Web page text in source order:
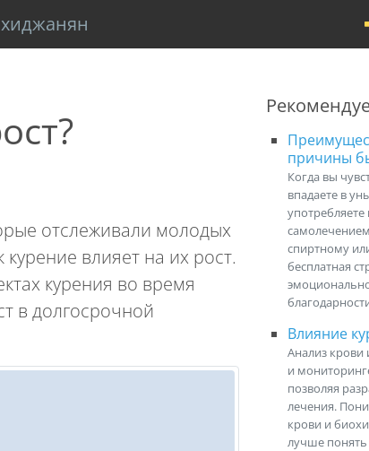
отслеживали молодых
влияет на их рост.
курения во время
в долгосрочной
причины
Когда вы
впадаете в
спиртному
бесплатная
Влияние
Анализ
и
позволяя
лечения.
крови и
лучше понять